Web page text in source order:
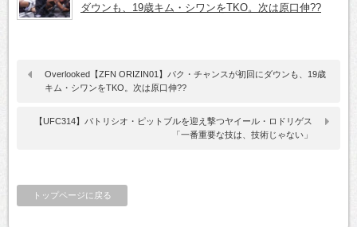
ダウンも、19歳キム・シワンをTKO。次は原口伸??
Overlooked【ZFN ORIZIN01】パク・チャンスが初回にダウンも、19歳
キム・シワンをTKO。次は原口伸??
【UFC314】パトリシオ・ピットブルを迎え撃つヤイール・ロドリゲス
「一番重要な技は、技術じゃない」
トップページに戻る